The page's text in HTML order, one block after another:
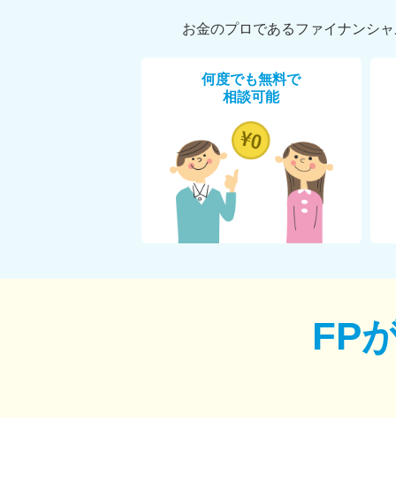
お金のプロであるファイナンシ
何度でも無料で
相談可能
FP